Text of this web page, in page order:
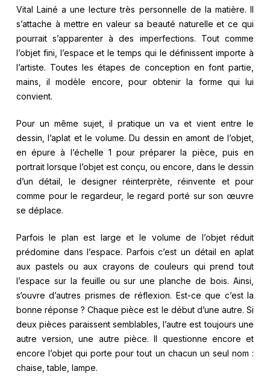
Vital Lainé a une lecture très personnelle de la matière. Il
s’attache à mettre en valeur sa beauté naturelle et ce qui
pourrait s’apparenter à des imperfections. Tout comme
l’objet fini, l’espace et le temps qui le définissent importe à
l’artiste. Toutes les étapes de conception en font partie,
mains, il modèle encore, pour obtenir la forme qui lui
convient.
Pour un même sujet, il pratique un va et vient entre le
dessin, l’aplat et le volume. Du dessin en amont de l’objet,
en épure à l’échelle 1 pour préparer la pièce, puis en
portrait lorsque l’objet est conçu, ou encore, dans le dessin
d’un détail, le designer réinterprète, réinvente et pour
comme pour le regardeur, le regard porté sur son œuvre
se déplace.
Parfois le plan est large et le volume de l’objet réduit
prédomine dans l’espace. Parfois c’est un détail en aplat
aux pastels ou aux crayons de couleurs qui prend tout
l’espace sur la feuille ou sur une planche de bois. Ainsi,
s‘ouvre d’autres prismes de réflexion. Est-ce que c’est la
bonne réponse ? Chaque pièce est le début d’une autre. Si
deux pièces paraissent semblables, l’autre est toujours une
autre version, une autre pièce. Il questionne encore et
encore l’objet qui porte pour tout un chacun un seul nom :
chaise, table, lampe.